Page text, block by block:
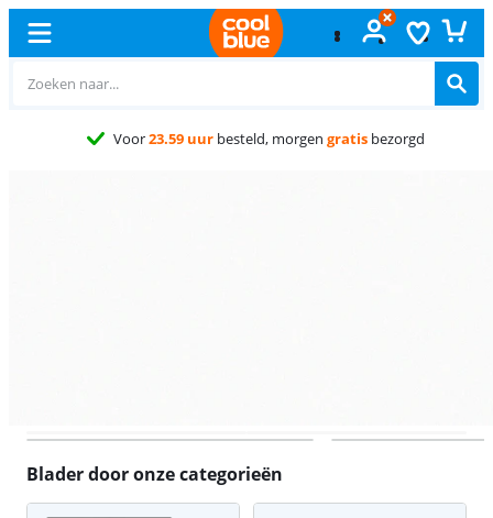
Gratisruilen
Blader door onze categorieën